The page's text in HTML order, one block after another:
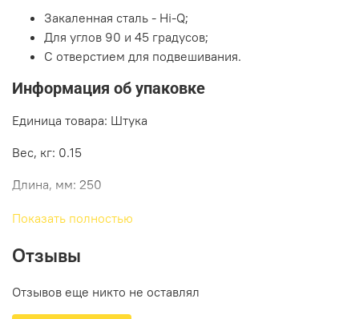
Закаленная сталь - Hi-Q;
Для углов 90 и 45 градусов;
С отверстием для подвешивания.
Информация об упаковке
Единица товара: Штука
Вес, кг: 0.15
Длина, мм: 250
Ширина, мм: 15
Высота, мм: 130
Показать полностью
Отзывы
Отзывов еще никто не оставлял